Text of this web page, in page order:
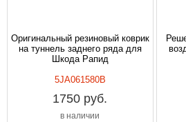
Оригинальный резиновый коврик
на туннель заднего ряда для
Шкода Рапид
5JA061580B
1750 руб.
в наличии